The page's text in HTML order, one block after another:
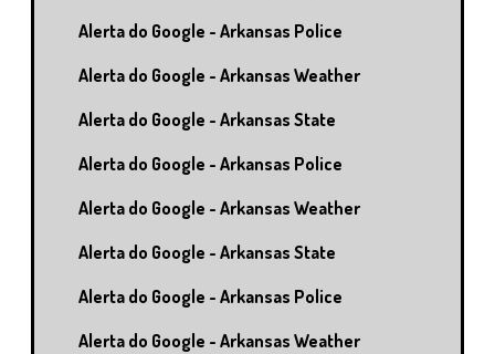
Alerta do Google - Arkansas Police
Alerta do Google - Arkansas Weather
Alerta do Google - Arkansas State
Alerta do Google - Arkansas Police
Alerta do Google - Arkansas Weather
Alerta do Google - Arkansas State
Alerta do Google - Arkansas Police
Alerta do Google - Arkansas Weather